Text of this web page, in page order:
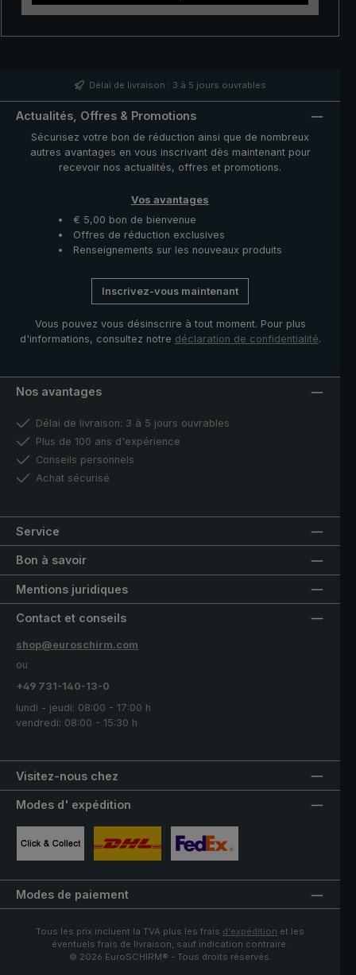
Délai de livraison : 3 à 5 jours ouvrables
Actualités, Offres & Promotions
Sécurisez votre bon de réduction ainsi que de nombreux
autres avantages en vous inscrivant dès maintenant pour
recevoir nos actualités, offres et promotions.
Vos avantages
€ 5,00 bon de bienvenue
Offres de réduction exclusives
Renseignements sur les nouveaux produits
Inscrivez-vous maintenant
Vous pouvez vous désinscrire à tout moment. Pour plus
d'informations, consultez notre déclaration de confidentialité.
Nos avantages
Délai de livraison: 3 à 5 jours ouvrables
Plus de 100 ans d'expérience
Conseils personnels
Achat sécurisé
Service
Bon à savoir
Mentions juridiques
Visitez-nous chez
Contact et conseils
shop@euroschirm.com
ou
+49 731-140-13-0
lundi - jeudi: 08:00 - 17:00 h
vendredi: 08:00 - 15:30 h
Modes d' expédition
Modes de paiement
Tous les prix incluent la TVA plus les frais d'expédition et les
éventuels frais de livraison, sauf indication contraire.
© 2026 EuroSCHIRM® - Tous droits réservés.